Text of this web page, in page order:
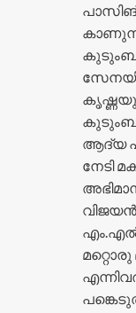
ആദ്യ
നേടി
വിജയൻ
മറ്റൊരു